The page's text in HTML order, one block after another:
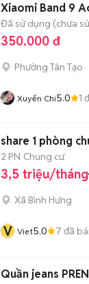
Xiaomi Band 9
Đã sử dụng (chưa
350.000 đ
Phường Tân Tạo
Xuyến Chi5.0 1
share 1 phòng
2 PN Chung cư
3,5 triệu/tháng
Xã Bình Hưng
V Viet5.0 7 đã
Quần